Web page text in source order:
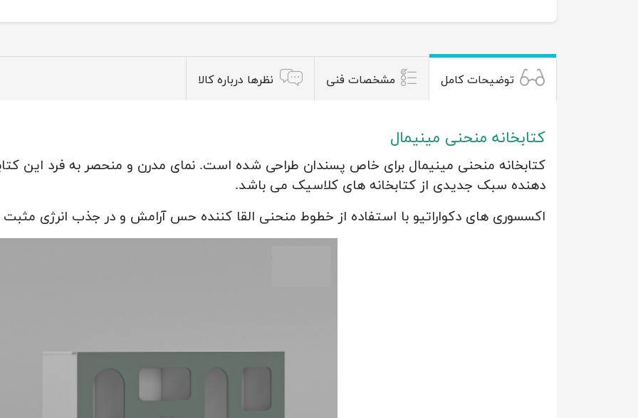
توضیحات کامل مشخصات فنی نظرها درباره کالا
کتابخانه منحنی مینیمال
کتابخانه منحنی مینیمال برای خاص پسندان طراحی شده است. نمای مدرن و منحصر به فرد این
دهنده سبک جدیدی از کتابخانه های کلاسیک می باشد.
اکسسوری های دکواراتیو با استفاده از خطوط منحنی القا کننده حس آرامش و در جذب انرژی مثبت